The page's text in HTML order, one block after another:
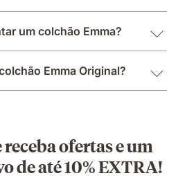
um colchão Emma?
Emma Original?
ofertas e um
de até 10% EXTRA!